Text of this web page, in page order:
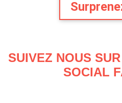
SUIVEZ NOUS
SOCIAL